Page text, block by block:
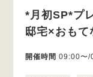
*月初SP*プ
邸宅×おもて
開催時間 09:00〜/